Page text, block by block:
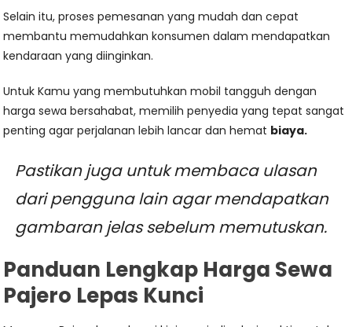
Selain itu, proses pemesanan yang mudah dan cepat
membantu memudahkan konsumen dalam mendapatkan
kendaraan yang diinginkan.
Untuk Kamu yang membutuhkan mobil tangguh dengan
harga sewa bersahabat, memilih penyedia yang tepat sangat
penting agar perjalanan lebih lancar dan hemat biaya.
Pastikan juga untuk membaca ulasan
dari pengguna lain agar mendapatkan
gambaran jelas sebelum memutuskan.
Panduan Lengkap Harga Sewa
Pajero Lepas Kunci